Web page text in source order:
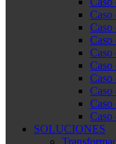
Caso
Caso
Caso
Caso
Caso
Caso
Caso
Caso
SOLUCIONES